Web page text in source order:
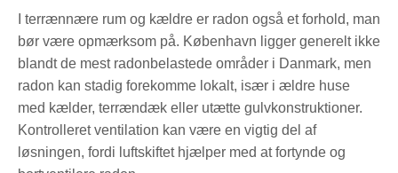
I terrænnære rum og kældre er radon også et forhold, man
bør være opmærksom på. København ligger generelt ikke
blandt de mest radonbelastede områder i Danmark, men
radon kan stadig forekomme lokalt, især i ældre huse
med kælder, terrændæk eller utætte gulvkonstruktioner.
Kontrolleret ventilation kan være en vigtig del af
løsningen, fordi luftskiftet hjælper med at fortynde og